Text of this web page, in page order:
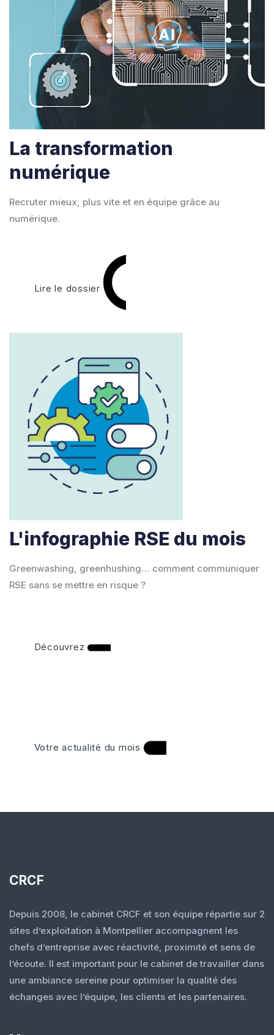
La transformation
numérique
Recruter mieux, plus vite et en équipe grâce au
numérique.
Lire le dossier
L'infographie RSE du mois
Greenwashing, greenhushing… comment communiquer
RSE sans se mettre en risque ?
Découvrez
Votre actualité du mois
CRCF
Depuis 2008, le cabinet CRCF et son équipe répartie sur 2
sites d’exploitation à Montpellier accompagnent les
chefs d’entreprise avec réactivité, proximité et sens de
l’écoute. Il est important pour le cabinet de travailler dans
une ambiance sereine pour optimiser la qualité des
échanges avec l’équipe, les clients et les partenaires.